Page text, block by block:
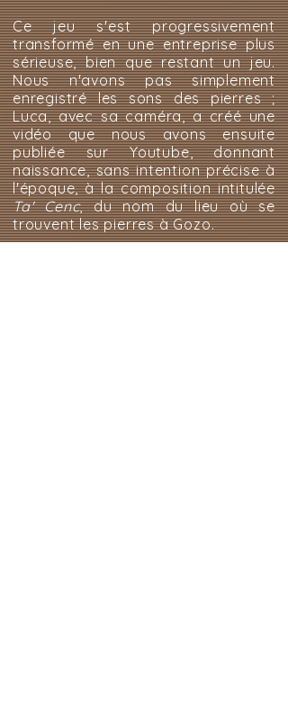
Ce jeu s'est progressivement
transformé en une entreprise plus
sérieuse, bien que restant un jeu.
Nous n'avons pas simplement
enregistré les sons des pierres ;
Luca, avec sa caméra, a créé une
vidéo que nous avons ensuite
publiée sur Youtube, donnant
naissance, sans intention précise à
l'époque, à la composition intitulée
Ta' Cenc, du nom du lieu où se
trouvent les pierres à Gozo.